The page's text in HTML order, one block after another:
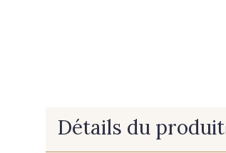
Détails du produit